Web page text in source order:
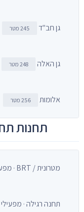
גן חב"ד 245 מטר
גן האלה 248 מטר
אלומות 256 מטר
תחנות
מטרונית / BRT · מפעילי אוטובוסים
תחנה רגילה · מפעילי אוטובוסים